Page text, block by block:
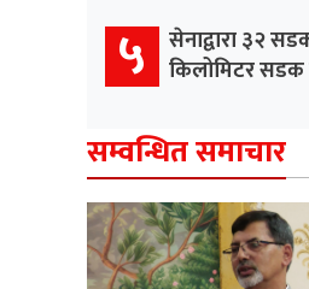
५ सेनाद्वारा ३२
किलोमिटर सडक
सम्वन्धित समाचार